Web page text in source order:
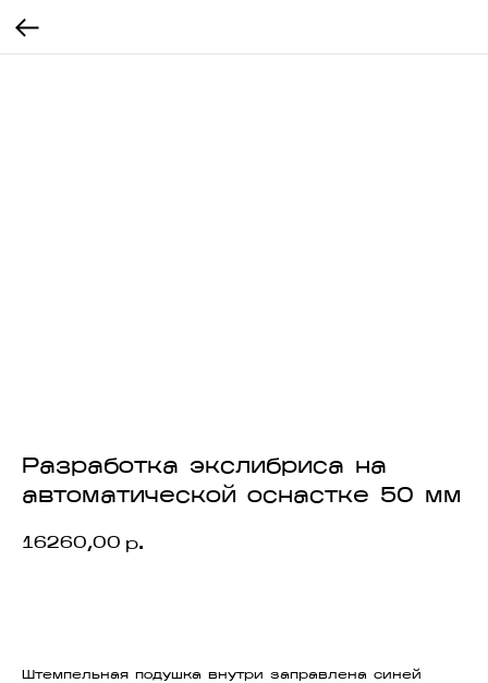
Разработка экслибриса на
автоматической оснастке 50 мм
16260,00 р.
Штемпельная подушка внутри заправлена синей